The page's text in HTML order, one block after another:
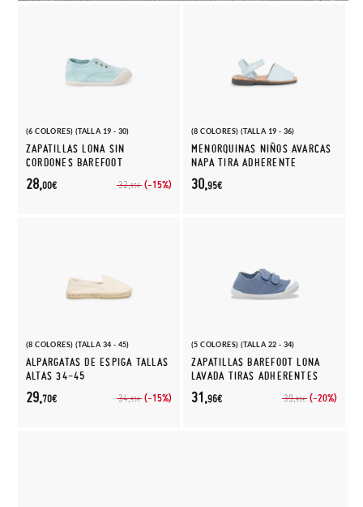
(6 COLORES) (TALLA 19 - 30)
ZAPATILLAS LONA SIN
CORDONES BAREFOOT
32,95€ (-15%)
28,00€
(8 COLORES) (TALLA 19 - 36)
MENORQUINAS NIÑOS AVARCAS
NAPA TIRA ADHERENTE
30,95€
(8 COLORES) (TALLA 34 - 45)
ALPARGATAS DE ESPIGA TALLAS
ALTAS 34-45
34,95€ (-15%)
29,70€
(5 COLORES) (TALLA 22 - 34)
ZAPATILLAS BAREFOOT LONA
LAVADA TIRAS ADHERENTES
39,95€ (-20%)
31,96€